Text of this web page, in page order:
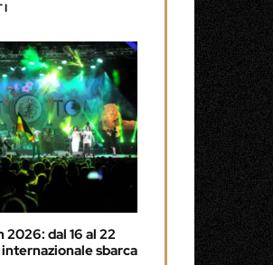
dal 16 al 22
sbarca